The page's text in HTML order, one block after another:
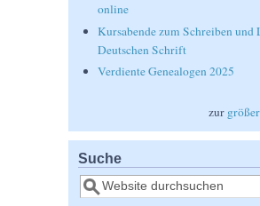
online
Kursabende zum Schreiben und
Deutschen Schrift
Verdiente Genealogen 2025
zur
Suche
Suche